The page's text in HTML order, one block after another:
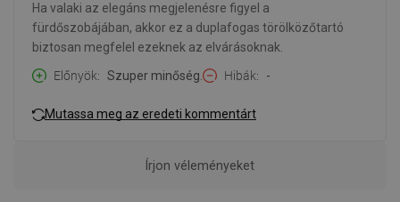
Ha valaki az elegáns megjelenésre figyel a
fürdőszobájában, akkor ez a duplafogas törölközőtartó
biztosan megfelel ezeknek az elvárásoknak.
Előnyök
Szuper minőség. Hibák -
Mutassa meg az eredeti kommentárt
Írjon véleményeket